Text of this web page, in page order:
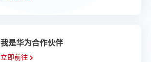
我是华为合作伙伴
立即前往